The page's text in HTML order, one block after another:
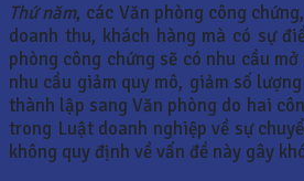
Thứ năm, các Văn phòng công
doanh thu, khách hàng mà có sự
phòng công chứng sẽ có nhu cầu
nhu cầu giảm quy mô, giảm số
thành lập sang Văn phòng do hai
trong Luật doanh nghiệp về sự
không quy định về vấn đề này gây